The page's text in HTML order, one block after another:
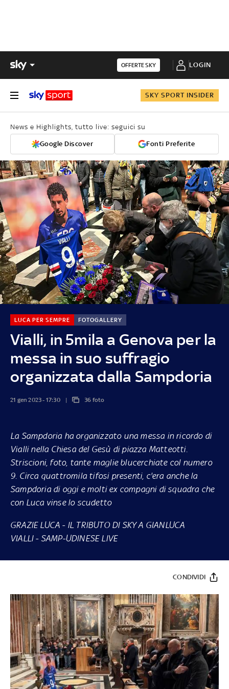
OFFERTE SKY LOGIN
SKY SPORT INSIDER
News e Highlights, tutto live: seguici su
Google Discover Fonti Preferite
Vialli, in 5mila a Genova per la
messa in suo suffragio
organizzata dalla Sampdoria
LUCA PER SEMPRE FOTOGALLERY
21 gen 2023 - 17:30 36 foto
La Sampdoria ha organizzato una messa in ricordo di
Vialli nella Chiesa del Gesù di piazza Matteotti.
Striscioni, foto, tante maglie blucerchiate col numero
9. Circa quattromila tifosi presenti, c'era anche la
Sampdoria di oggi e molti ex compagni di squadra che
con Luca vinse lo scudetto
GRAZIE LUCA - IL TRIBUTO DI SKY A GIANLUCA
VIALLI- SAMP-UDINESE LIVE
CONDIVIDI